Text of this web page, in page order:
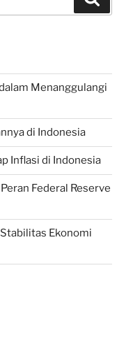
Menanggulangi
di Indonesia
Inflasi di Indonesia
Federal Reserve
Ekonomi